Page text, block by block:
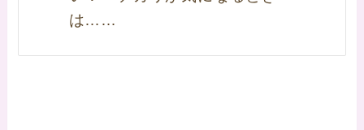
は……